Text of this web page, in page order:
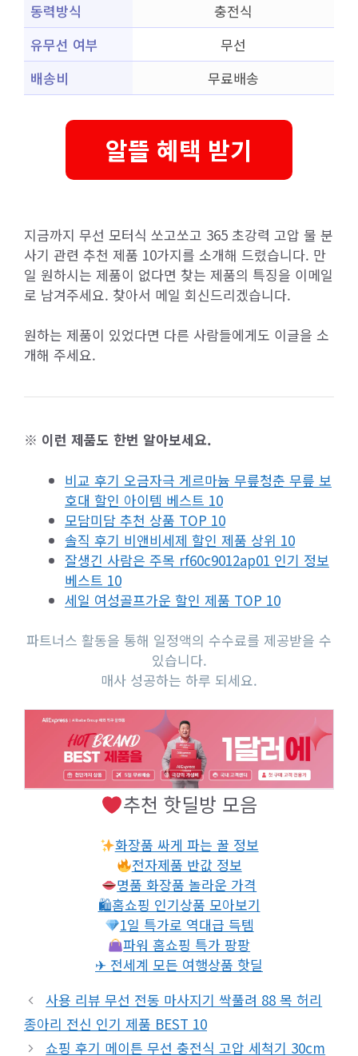
동력방식
충전식
유무선 여부
무선
배송비
무료배송
알뜰 혜택 받기
지금까지 무선 모터식 쏘고쏘고 365 초강력 고압 물 분
사기 관련 추천 제품 10가지를 소개해 드렸습니다. 만
일 원하시는 제품이 없다면 찾는 제품의 특징을 이메일
로 남겨주세요. 찾아서 메일 회신드리겠습니다.
원하는 제품이 있었다면 다른 사람들에게도 이글을 소
개해 주세요.
※ 이런 제품도 한번 알아보세요.
비교 후기 오금자극 게르마늄 무릎청춘 무릎 보
호대 할인 아이템 베스트 10
모담미담 추천 상품 TOP 10
솔직 후기 비앤비세제 할인 제품 상위 10
잘생긴 사람은 주목 rf60c9012ap01 인기 정보
베스트 10
세일 여성골프가운 할인 제품 TOP 10
파트너스 활동을 통해 일정액의 수수료를 제공받을 수
있습니다.
매사 성공하는 하루 되세요.
추천 핫딜방 모음
화장품 싸게 파는 꿀 정보
전자제품 반값 정보
명품 화장품 놀라운 가격
🛍홈쇼핑 인기상품 모아보기
1일 특가로 역대급 득템
파워 홈쇼핑 특가 팡팡
✈ 전세계 모든 여행상품 핫딜
사용 리뷰 무선 전동 마사지기 싹풀려 88 목 허리
종아리 전신 인기 제품 BEST 10
쇼핑 후기 메이튼 무선 충전식 고압 세척기 30cm